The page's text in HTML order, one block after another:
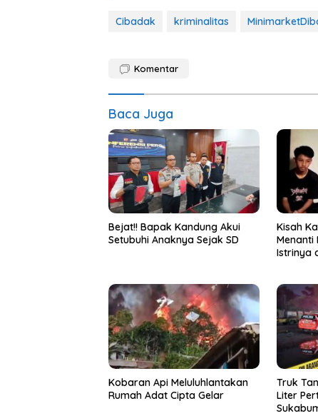
Cibadak kriminalitas
Komentar
Baca Juga
Bejat!! Bapak Kandung Akui
Setubuhi Anaknya Sejak SD
Kisah
Menanti
Istrinya
Kobaran Api Meluluhlantakan
Rumah Adat Cipta Gelar
Truk
Liter